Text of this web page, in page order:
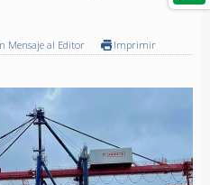
Mensaje al Editor Imprimir